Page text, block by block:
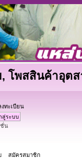
โพสสินค้าอุต
งทะเบียน
ชั่น
สมัครสมาชิก